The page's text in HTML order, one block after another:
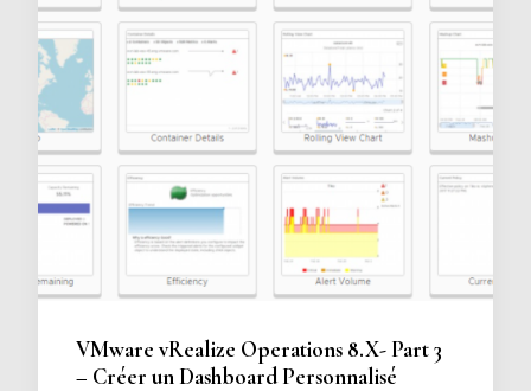
VMware vRealize Operations 8.X- Part 3
– Créer un Dashboard Personnalisé